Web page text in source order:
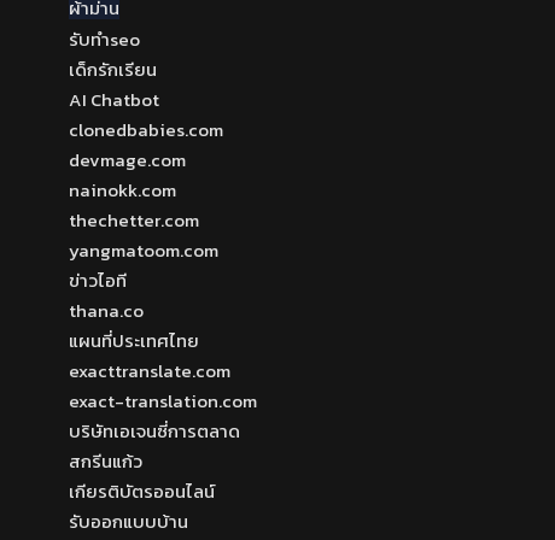
ผ้าม่าน
รับทำseo
เด็กรักเรียน
AI Chatbot
clonedbabies.com
devmage.com
nainokk.com
thechetter.com
yangmatoom.com
ข่าวไอที
thana.co
แผนที่ประเทศไทย
exacttranslate.com
exact-translation.com
บริษัทเอเจนซี่การตลาด
สกรีนแก้ว
เกียรติบัตรออนไลน์
รับออกแบบบ้าน